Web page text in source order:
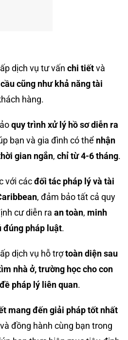
dịch vụ tư vấn chi tiếtvà
cũng như khả năng tài
hàng.
quy trình xử lý hồ sơ diễn ra
bạn và gia đình có thể nhận
gian ngắn, chỉ từ 4-6 tháng.
với cácđối tác pháp lý và tài
, đảm bảo tất cả quy
cư diễn ra an toàn, minh
đúng pháp luật.
dịch vụ hỗ trợtoàn diện sau
nhà ở, trường học cho con
pháp lý liên quan.
mang đến giải pháp tốt nhất
đồng hành cùng bạn trong